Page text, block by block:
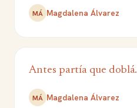
MÁ Magdalena Álvarez
Antes partía que doblá.
MÁ Magdalena Álvarez